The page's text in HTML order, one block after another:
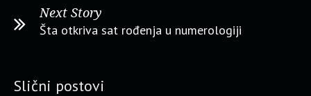
Next Story
Šta otkriva sat rođenja u numerologiji
Slični postovi